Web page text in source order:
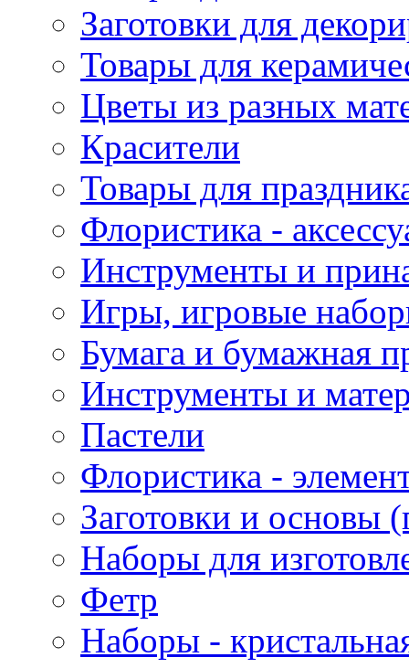
Заготовки для
Товары для
Цветы из разных
Красители
Товары для
Флористика -
Инструменты и
Игры, игровые
Бумага и бумажная
Инструменты и
Пастели
Флористика -
Заготовки и основы
Наборы для
Фетр
Наборы -